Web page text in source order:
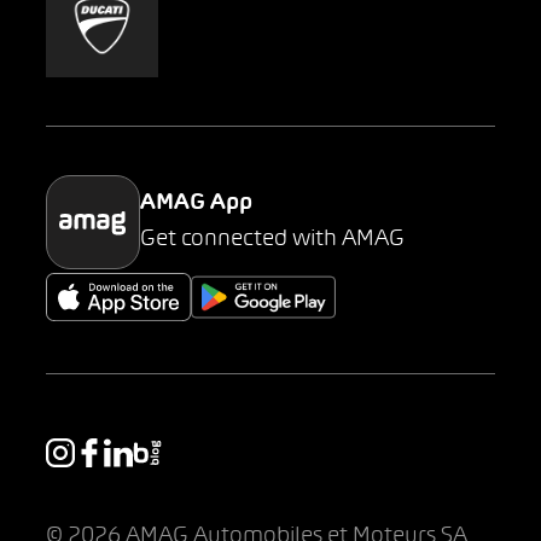
Mobility-as-a-Service
Parking
AMAG App
Get connected with AMAG